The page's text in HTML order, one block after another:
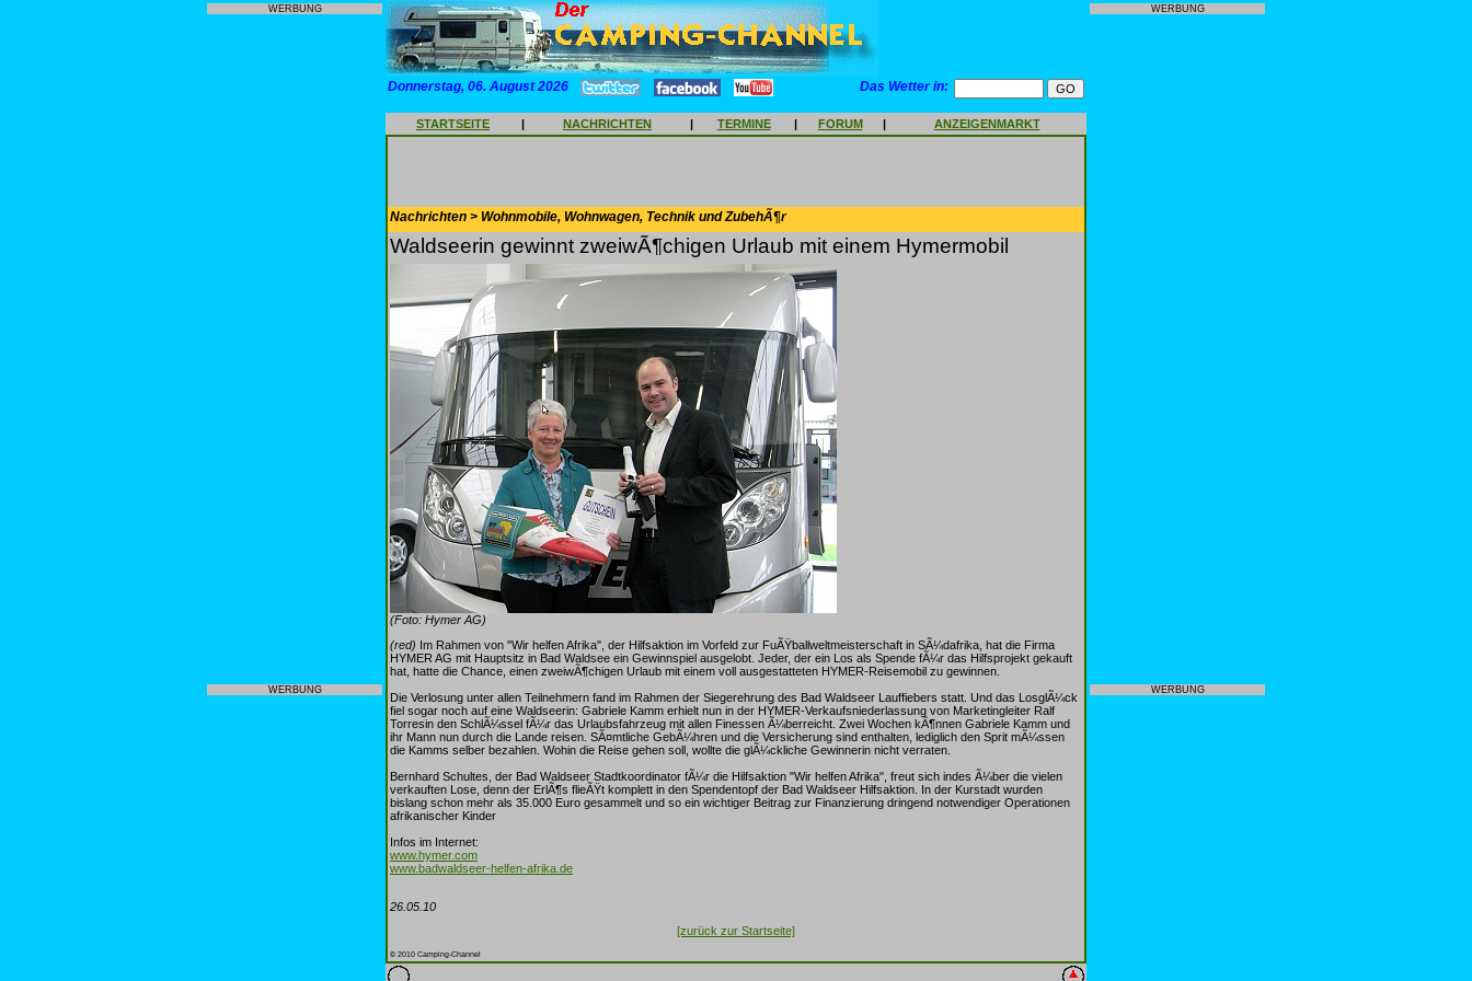
WERBUNG
WERBUNG
Donnerstag, 06. August 2026 Das Wetter in:
STARTSEITE | NACHRICHTEN | TERMINE | FORUM | ANZEIGENMARKT
Nachrichten > Wohnmobile, Wohnwagen, Technik und ZubehÃ¶r
Waldseerin gewinnt zweiwÃ¶chigen Urlaub mit einem Hymermobil
(Foto: Hymer AG)
(red) Im Rahmen von "Wir helfen Afrika", der Hilfsaktion im Vorfeld zur FuÃŸballweltmeisterschaft in SÃ¼dafrika, hat die Firma
HYMER AG mit Hauptsitz in Bad Waldsee ein Gewinnspiel ausgelobt. Jeder, der ein Los als Spende fÃ¼r das Hilfsprojekt gekauft
hat, hatte die Chance, einen zweiwÃ¶chigen Urlaub mit einem voll ausgestatteten HYMER-Reisemobil zu gewinnen.
Die Verlosung unter allen Teilnehmern fand im Rahmen der Siegerehrung des Bad Waldseer Lauffiebers statt. Und das LosglÃ¼ck
fiel sogar noch auf eine Waldseerin: Gabriele Kamm erhielt nun in der HYMER-Verkaufsniederlassung von Marketingleiter Ralf
Torresin den SchlÃ¼ssel fÃ¼r das Urlaubsfahrzeug mit allen Finessen Ã¼berreicht. Zwei Wochen kÃ¶nnen Gabriele Kamm und
ihr Mann nun durch die Lande reisen. SÃ¤mtliche GebÃ¼hren und die Versicherung sind enthalten, lediglich den Sprit mÃ¼ssen
die Kamms selber bezahlen. Wohin die Reise gehen soll, wollte die glÃ¼ckliche Gewinnerin nicht verraten.
Bernhard Schultes, der Bad Waldseer Stadtkoordinator fÃ¼r die Hilfsaktion "Wir helfen Afrika", freut sich indes Ã¼ber die vielen
verkauften Lose, denn der ErlÃ¶s flieÃŸt komplett in den Spendentopf der Bad Waldseer Hilfsaktion. In der Kurstadt wurden
bislang schon mehr als 35.000 Euro gesammelt und so ein wichtiger Beitrag zur Finanzierung dringend notwendiger Operationen
afrikanischer Kinder
Infos im Internet:
www.hymer.com
www.badwaldseer-helfen-afrika.de
26.05.10
[zurück zur Startseite]
© 2010 Camping-Channel
WERBUNG
WERBUNG